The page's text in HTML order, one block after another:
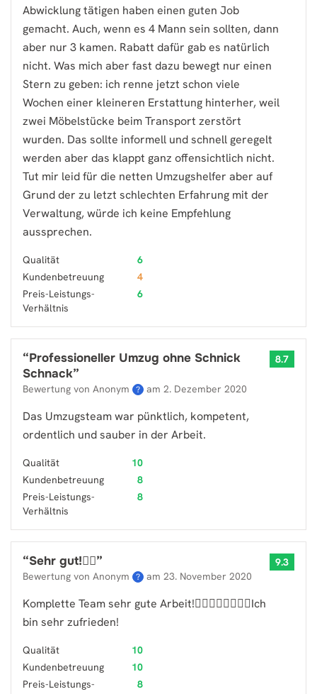
Abwicklung tätigen haben einen guten Job
gemacht. Auch, wenn es 4 Mann sein sollten, dann
aber nur 3 kamen. Rabatt dafür gab es natürlich
nicht. Was mich aber fast dazu bewegt nur einen
Stern zu geben: ich renne jetzt schon viele
Wochen einer kleineren Erstattung hinterher, weil
zwei Möbelstücke beim Transport zerstört
wurden. Das sollte informell und schnell geregelt
werden aber das klappt ganz offensichtlich nicht.
Tut mir leid für die netten Umzugshelfer aber auf
Grund der zu letzt schlechten Erfahrung mit der
Verwaltung, würde ich keine Empfehlung
aussprechen.
Qualität
6
Kundenbetreuung
4
Preis-Leistungs-
Verhältnis
6
“Professioneller Umzug ohne Schnick
Schnack”
Bewertung von Anonym ? am 2. Dezember 2020
8.7
Das Umzugsteam war pünktlich, kompetent,
ordentlich und sauber in der Arbeit.
Qualität
10
Kundenbetreuung
8
Preis-Leistungs-
Verhältnis
8
“Sehr gut!👍🏻”
Bewertung von Anonym ? am 23. November 2020
9.3
Komplette Team sehr gute Arbeit!👍🏻👍🏻👍🏻👍🏻Ich
bin sehr zufrieden!
Qualität
10
Kundenbetreuung
10
Preis-Leistungs-
8